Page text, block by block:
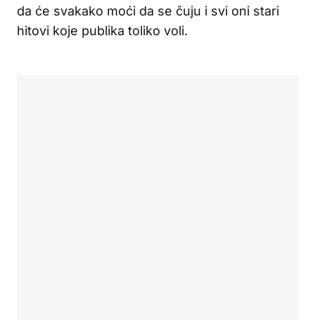
da će svakako moći da se čuju i svi oni stari
hitovi koje publika toliko voli.